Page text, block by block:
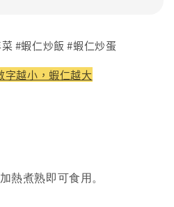
#蝦仁炒飯 #蝦仁炒蛋
字越小，蝦仁越大
熱煮熟即可食用。